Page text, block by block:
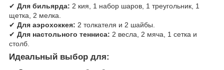
✔ Для бильярда: 2 кия, 1 набор шаров, 1 треугольник, 1
щетка, 2 мелка.
✔ Для аэрохоккея: 2 толкателя и 2 шайбы.
✔ Для настольного тенниса: 2 весла, 2 мяча, 1 сетка и
столб.
Идеальный выбор для: